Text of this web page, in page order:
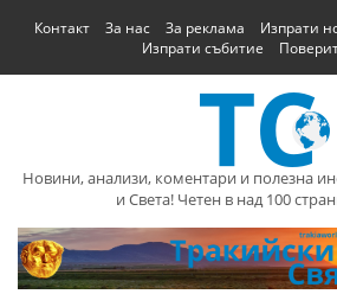
Контакт За нас За реклама Изпрати
Изпрати събитие
Новини, анализи, коментари и полезна
и Света! Четен в над 100